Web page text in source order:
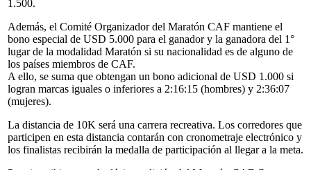
1.500.
Además, el Comité Organizador del Maratón CAF mantiene el
bono especial de USD 5.000 para el ganador y la ganadora del 1°
lugar de la modalidad Maratón si su nacionalidad es de alguno de
los países miembros de CAF.
A ello, se suma que obtengan un bono adicional de USD 1.000 si
logran marcas iguales o inferiores a 2:16:15 (hombres) y 2:36:07
(mujeres).
La distancia de 10K será una carrera recreativa. Los corredores que
participen en esta distancia contarán con cronometraje electrónico y
los finalistas recibirán la medalla de participación al llegar a la meta.